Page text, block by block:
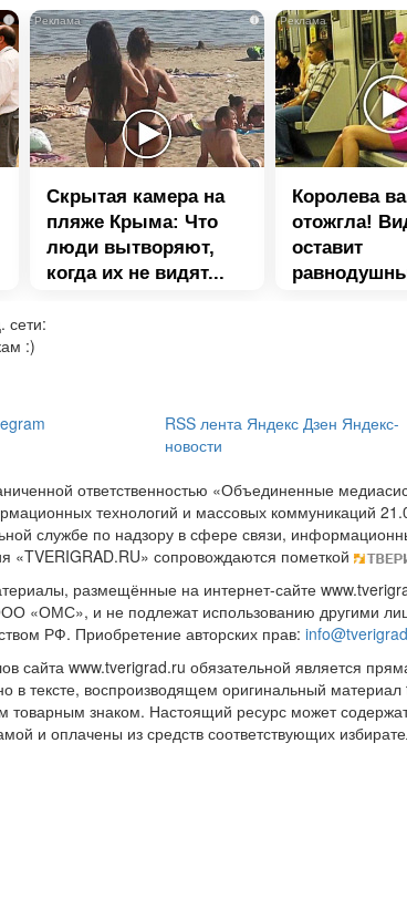
i i
Скрытая камера на
пляже Крыма: Что
люди вытворяют,
когда их не видят...
Королева
отожгла!
оставит
сети:
:)
RSS лента Яндекс Дзен Яндекс-
новости
ответственностью «Объединенные
технологий и массовых коммуникаций
службе по надзору в сфере связи,
«TVERIGRAD.RU» сопровождаются пометкой
размещённые на интернет-сайте
«ОМС», и не подлежат использованию другими
РФ. Приобретение авторских прав:
сайта www.tverigrad.ru обязательной является
в тексте, воспроизводящем оригинальный
товарным знаком. Настоящий ресурс может
и оплачены из средств соответствующих